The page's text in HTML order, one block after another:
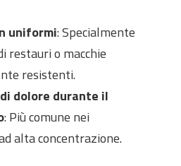
uniformi: Specialmente
restauri o macchie
resistenti.
dolore durante il
: Più comune nei
alta concentrazione.